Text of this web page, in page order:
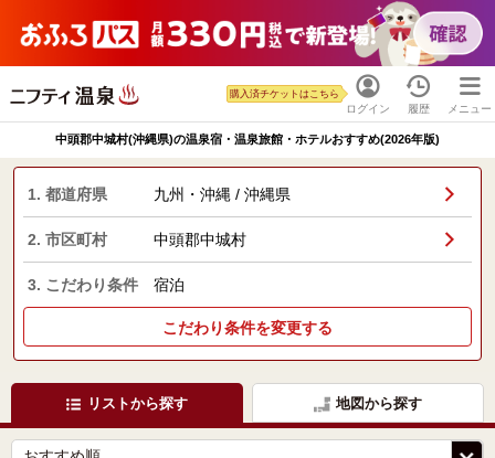
ログイン
購入済チケットはこちら
履歴 メニュー
中頭郡中城村(沖縄県)の温泉宿・温泉旅館・ホテルおすすめ(2026年版)
1. 都道府県 九州・沖縄 / 沖縄県
2. 市区町村 中頭郡中城村
3. こだわり条件 宿泊
こだわり条件を変更する
リストから探す 地図から探す